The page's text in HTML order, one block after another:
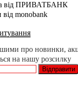
від ПРИВАТБАНК
від monobank
про новинки,
на нашу розсилку
Відправити